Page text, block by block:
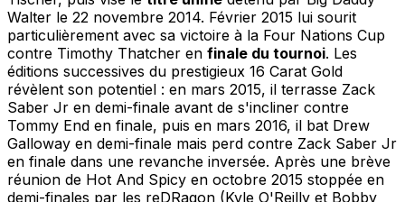
Walter le 22 novembre 2014. Février 2015 lui sourit
particulièrement avec sa victoire à la Four Nations Cup
contre Timothy Thatcher en finale du tournoi. Les
éditions successives du prestigieux 16 Carat Gold
révèlent son potentiel : en mars 2015, il terrasse Zack
Saber Jr en demi-finale avant de s'incliner contre
Tommy End en finale, puis en mars 2016, il bat Drew
Galloway en demi-finale mais perd contre Zack Saber Jr
en finale dans une revanche inversée. Après une brève
réunion de Hot And Spicy en octobre 2015 stoppée en
demi-finales par les reDRagon (Kyle O'Reilly et Bobby